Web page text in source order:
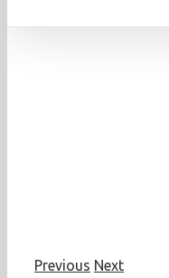
Previous Next